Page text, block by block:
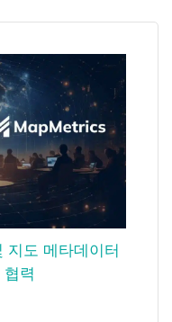
지도 메타데이터
력